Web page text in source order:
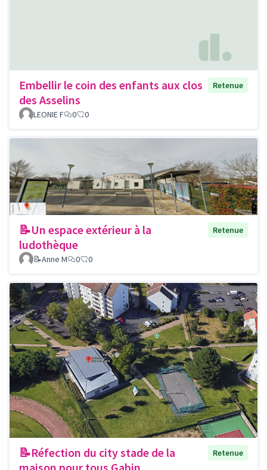
Embellir le coin des enfants aux clos
des Asselins
Retenue
LEONIE F 0 0
📝Un espace extérieur à la
ludothèque
Retenue
📝Anne M 0 0
📝Réfection du city stade de la
Retenue